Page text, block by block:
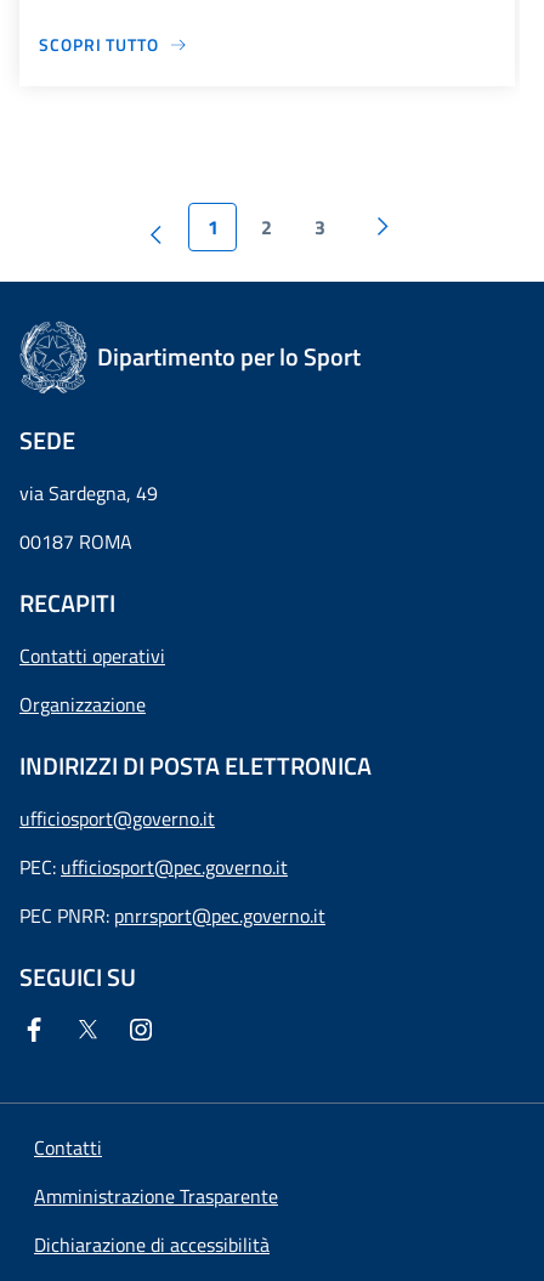
SCOPRI TUTTO
1 2 3
Dipartimento per lo Sport
SEDE
via Sardegna, 49
00187 ROMA
RECAPITI
Contatti operativi
Organizzazione
INDIRIZZI DI POSTA ELETTRONICA
ufficiosport@governo.it
PEC: ufficiosport@pec.governo.it
PEC PNRR: pnrrsport@pec.governo.it
SEGUICI SU
Contatti
Amministrazione Trasparente
Dichiarazione di accessibilità